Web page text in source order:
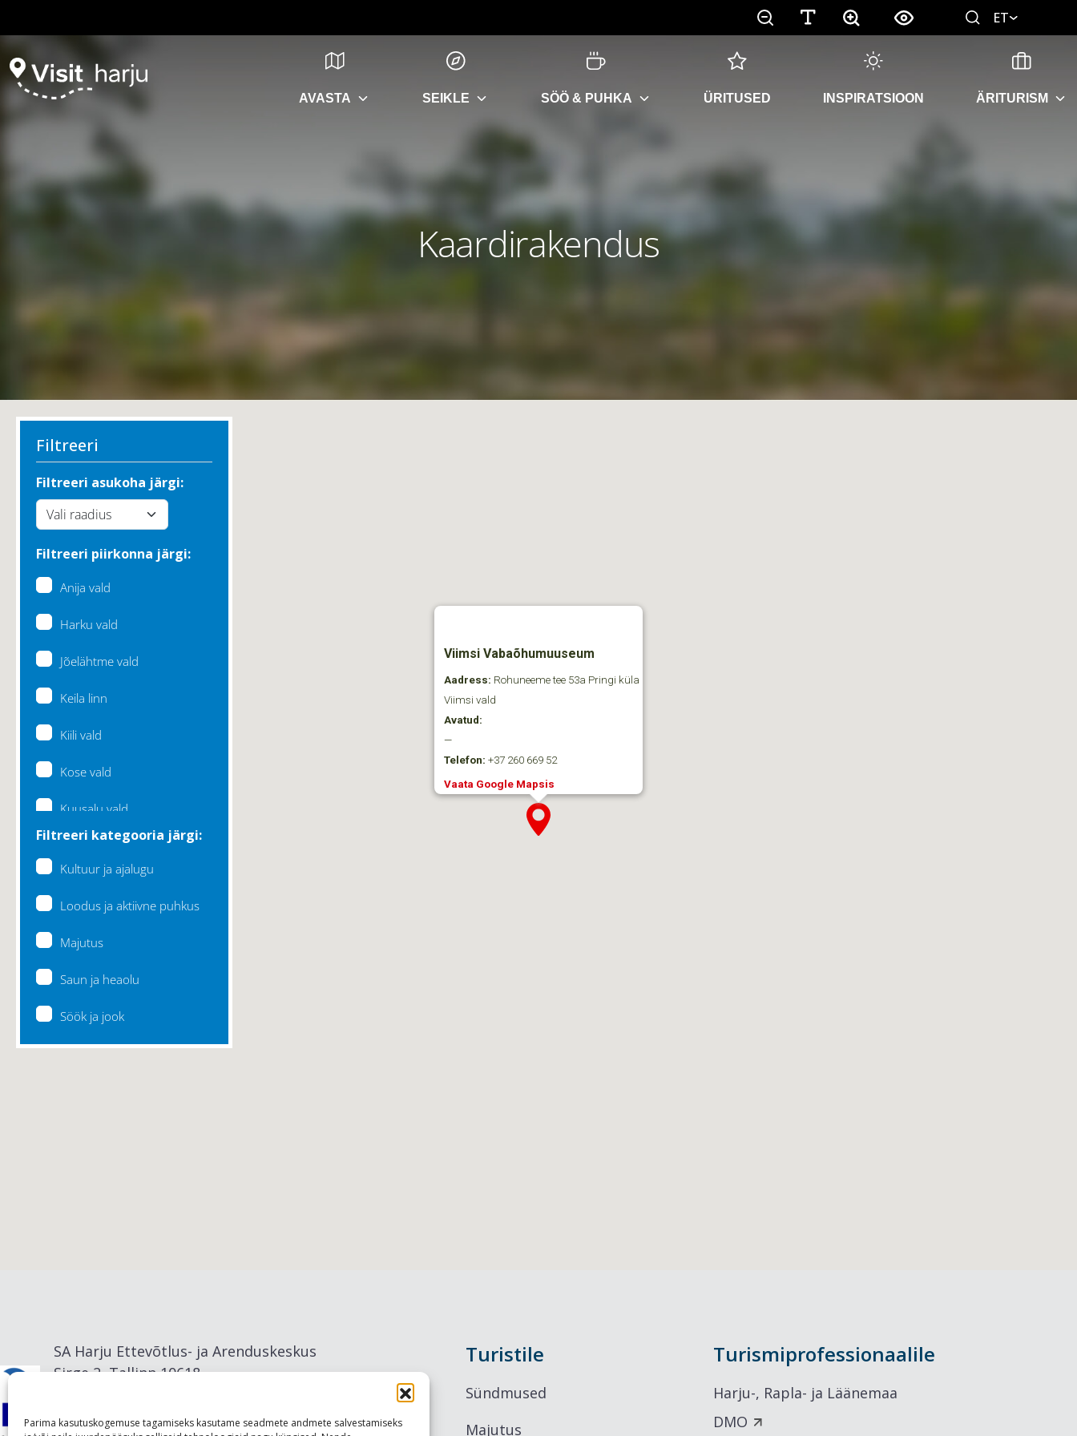
Parima kasutuskogemuse tagamiseks kasutame seadmete andmete salvestamiseks
ET
AVASTA SEIKLE SÖÖ & PUHKA ÜRITUSED INSPIRATSIOON ÄRITURISM
Kaardirakendus
Filtreeri
Filtreeri asukoha järgi:
Filtreeri piirkonna järgi:
Anija vald
Harku vald
Jõelähtme vald
Keila linn
Kiili vald
Kose vald
Kuusalu vald
Lääne-Harju vald
Filtreeri kategooria järgi:
Kultuur ja ajalugu
Loodus ja aktiivne puhkus
Majutus
Saun ja heaolu
Söök ja jook
Viimsi Vabaõhumuuseum
Aadress: Rohuneeme tee 53a Pringi küla
Viimsi vald
Avatud:
—
Telefon: +37 260 669 52
Vaata Google Mapsis
SA Harju Ettevõtlus- ja Arenduskeskus
Sirge 2, Tallinn 10618
Turistile
Sündmused
Majutus
Turismiprofessionaalile
Harju-, Rapla- ja Läänemaa
DMO